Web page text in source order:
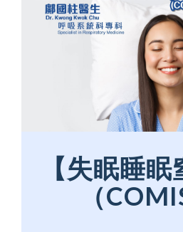
【失眠睡
（